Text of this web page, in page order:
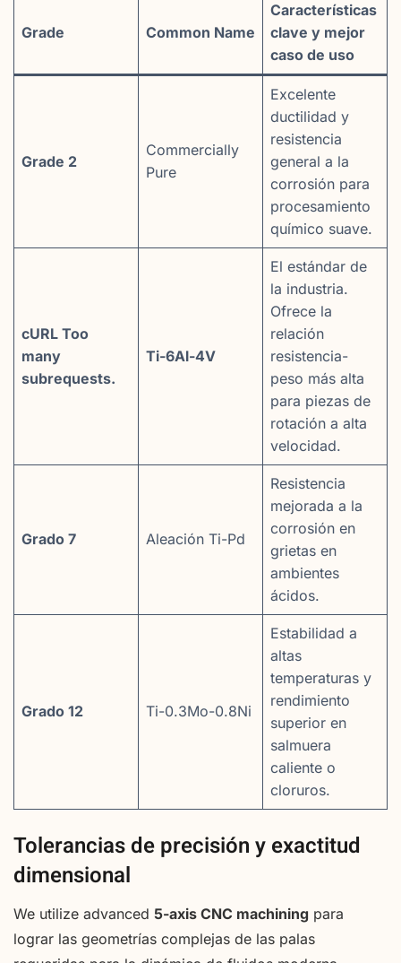
Grade Common Name
Características
clave y mejor
caso de uso
Grade 2
Commercially
Pure
Excelente
ductilidad y
resistencia
general a la
corrosión para
procesamiento
químico suave.
cURL Too
many
subrequests.
Ti-6Al-4V
El estándar de
la industria.
Ofrece la
relación
resistencia-
peso más alta
para piezas de
rotación a alta
velocidad.
Grado 7 Aleación Ti-Pd
Resistencia
mejorada a la
corrosión en
grietas en
ambientes
ácidos.
Grado 12 Ti-0.3Mo-0.8Ni
Estabilidad a
altas
temperaturas y
rendimiento
superior en
salmuera
caliente o
cloruros.
Tolerancias de precisión y exactitud
dimensional
We utilize advanced 5-axis CNC machining para
lograr las geometrías complejas de las palas